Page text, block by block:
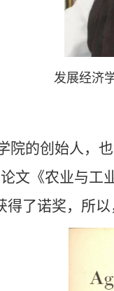
发展经济
院的创始人，
文《农业与工
了诺奖，所以